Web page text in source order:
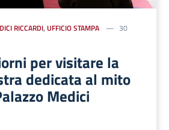
RICCARDI, UFFICIO STAMPA
30
per visitare la
dedicata al mito
Medici